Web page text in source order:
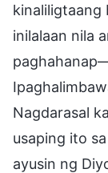
kinaliligtaang
inilalaan nila
Nagdarasal
usaping ito
ayusin ng